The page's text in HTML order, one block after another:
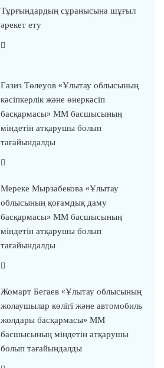
Тұрғындардың сұранысына шұғыл
әрекет ету
Ғазиз Төлеуов «Ұлытау облысының
кәсіпкерлік және өнеркәсіп
басқармасы» ММ басшысының
міндетін атқарушы болып
тағайындалды
Мереке Мырзабекова «Ұлытау
облысының қоғамдық даму
басқармасы» ММ басшысының
міндетін атқарушы болып
тағайындалды
Жомарт Бегаев «Ұлытау облысының
жолаушылар көлігі және автомобиль
жолдары басқармасы» ММ
басшысының міндетін атқарушы
болып тағайындалды